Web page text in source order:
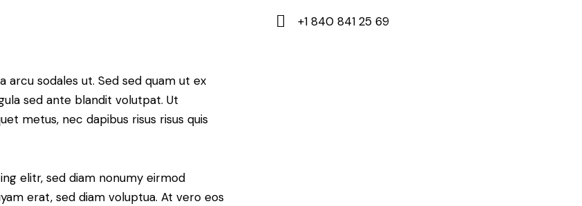
arcu sodales ut. Sed sed quam ut ex
sed ante blandit volutpat. Ut
metus, nec dapibus risus risus quis
elitr, sed diam nonumy eirmod
erat, sed diam voluptua. At vero eos
+1 840 841 25 69